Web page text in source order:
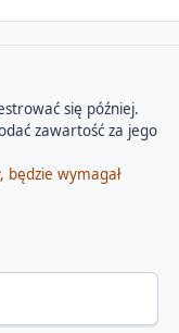
się później.
zawartość za jego
będzie wymagał